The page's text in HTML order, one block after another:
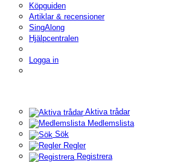
Köpguiden
Artiklar & recensioner
SingAlong
Hjälpcentralen
Logga in
Aktiva trådar
Medlemslista
Sök
Regler
Registrera